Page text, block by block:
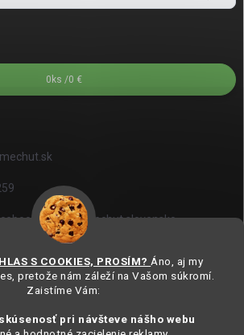
S COOKIES, PROSÍM? Áno, aj my
pretože nám záleží na Vašom súkromí.
Zaistíme Vám:
pri návšteve nášho webu
0 ks /0 €
mamechut.slovensko
@mamechutczsk